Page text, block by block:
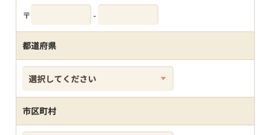
〒 -
都道府県
市区町村